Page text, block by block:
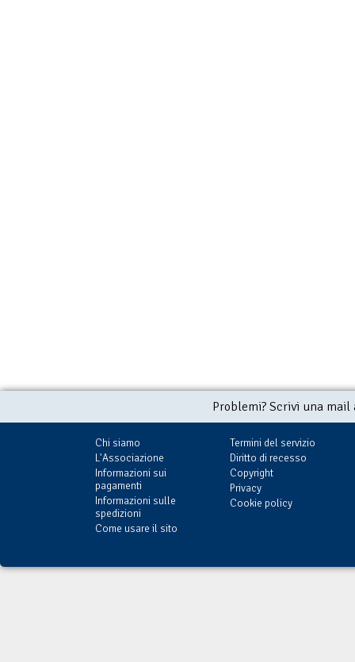
Problemi? Scrivi una
Chi siamo
L'Associazione
Informazioni sui
pagamenti
Informazioni sulle
spedizioni
Come usare il sito
Termini del servizio
Diritto di recesso
Copyright
Privacy
Cookie policy